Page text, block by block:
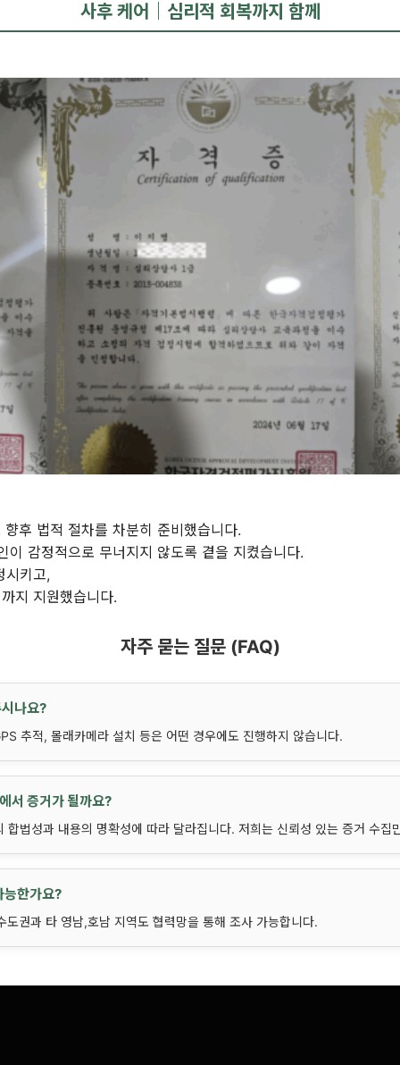
사후 케어｜심리적 회복까지 함께
후 법적 절차를 차분히 준비했습니다.
이 감정적으로 무너지지 않도록 곁을 지켰습니다.
시키고,
지 지원했습니다.
자주 묻는 질문 (FAQ)
나요?
추적, 몰래카메라 설치 등은 어떤 경우에도 진행하지 않습니다.
서 증거가 될까요?
합법성과 내용의 명확성에 따라 달라집니다. 저희는 신뢰성 있는 증거 수집
능한가요?
도권과 타 영남,호남 지역도 협력망을 통해 조사 가능합니다.